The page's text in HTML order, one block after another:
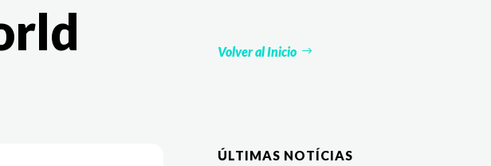
Volver al Inicio
ÚLTIMAS NOTÍCIAS